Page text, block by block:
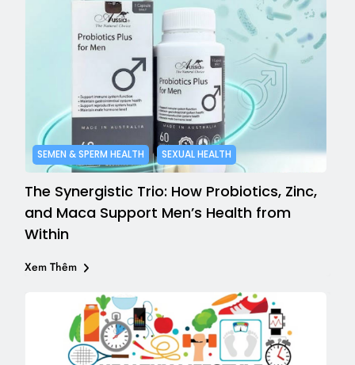
SEMEN & SPERM HEALTH SEXUAL HEALTH
The Synergistic Trio: How Probiotics, Zinc,
and Maca Support Men’s Health from
Within
Xem Thêm